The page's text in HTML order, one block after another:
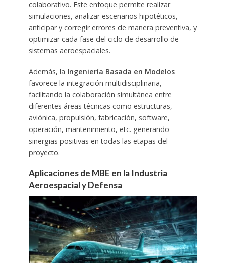
colaborativo. Este enfoque permite realizar
simulaciones, analizar escenarios hipotéticos,
anticipar y corregir errores de manera preventiva, y
optimizar cada fase del ciclo de desarrollo de
sistemas aeroespaciales.
Además, la Ingeniería Basada en Modelos
favorece la integración multidisciplinaria,
facilitando la colaboración simultánea entre
diferentes áreas técnicas como estructuras,
aviónica, propulsión, fabricación, software,
operación, mantenimiento, etc. generando
sinergias positivas en todas las etapas del
proyecto.
Aplicaciones de MBE en la Industria
Aeroespacial y Defensa